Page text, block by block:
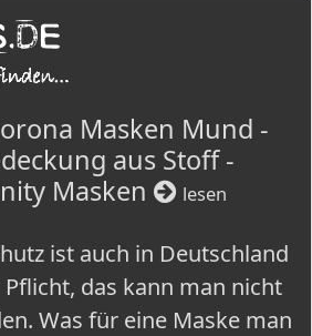
Masken Mund -
aus Stoff -
Masken
lesen
ist auch in Deutschland
das kann man nicht
Was für eine Maske man